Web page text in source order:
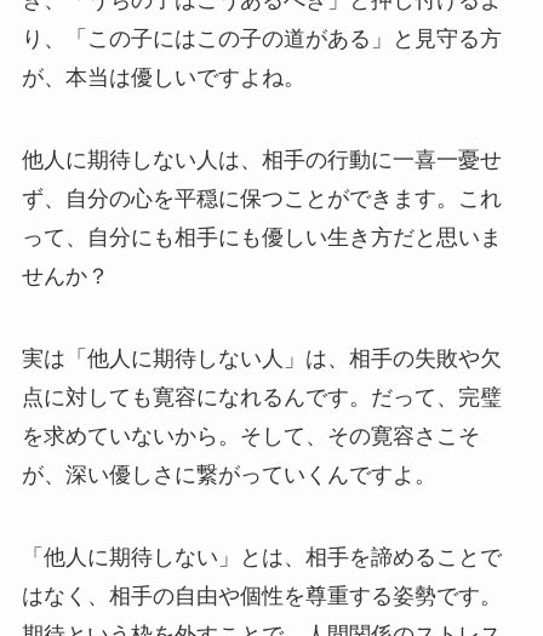
り、「この子にはこの子の道がある」と見守る方
が、本当は優しいですよね。
他人に期待しない人は、相手の行動に一喜一憂せ
ず、自分の心を平穏に保つことができます。これ
って、自分にも相手にも優しい生き方だと思いま
せんか？
実は「他人に期待しない人」は、相手の失敗や欠
点に対しても寛容になれるんです。だって、完璧
を求めていないから。そして、その寛容さこそ
が、深い優しさに繋がっていくんですよ。
「他人に期待しない」とは、相手を諦めることで
はなく、相手の自由や個性を尊重する姿勢です。